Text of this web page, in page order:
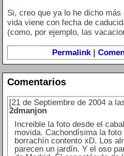
Si, creo que ya lo he dicho más
vida viene con fecha de
(como, por ejemplo, las
Permalink|
Comentarios
[21 de Septiembre de 2004 a
2dmanjon
Increible la foto desde el
movida. Cachondísima la
borrachín contento xD. Los
parecen un jardín. Y el oso